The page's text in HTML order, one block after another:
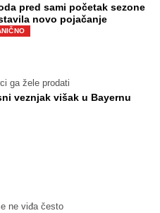
pred sami početak sezone
novo pojačanje
ga žele prodati
veznjak višak u Bayernu
ne viđa često